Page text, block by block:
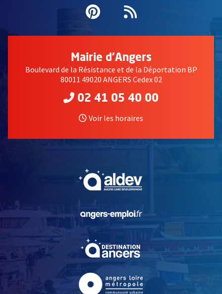
Pinterest
, Ouvre une
Flux RSS
Mairie d'Angers
Boulevard de la Résistance et de la Déportation BP
80011 49020 ANGERS Cedex 02
02 41 05 40 00
Voir les horaires
, Ouvre une nouvelle
, Ouvre une nouvelle